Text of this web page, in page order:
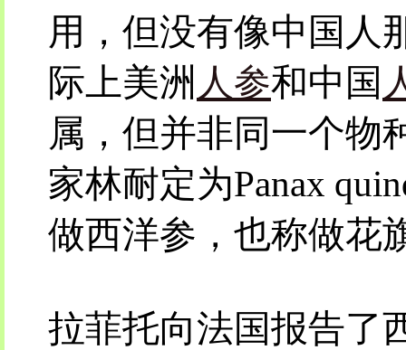
用，但没有像中国人
际上美洲 人参和中国
属，但并非同一个物
家林耐定为Panax
做西洋参，也称做花
拉菲托向法国报告了